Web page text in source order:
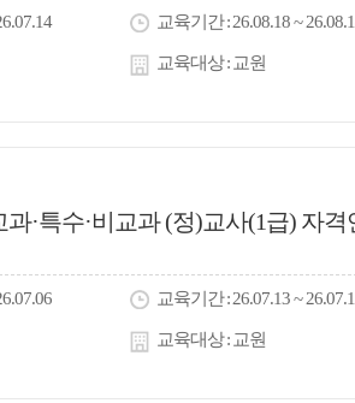
교육기간 26.08.18 ~
교육대상 교원
과·특수·비교과 (정)교사(1급) 자
교육기간 26.07.13 ~
교육대상 교원